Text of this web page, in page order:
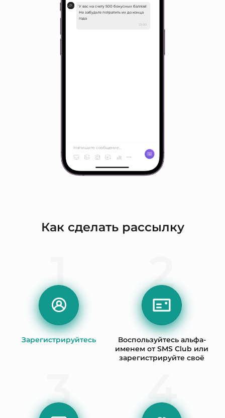
Как сделать рассылку
1
Зарегистрируйтесь
2
Воспользуйтесь альфа-
именем от SMS Club или
зарегистрируйте своё
3 4